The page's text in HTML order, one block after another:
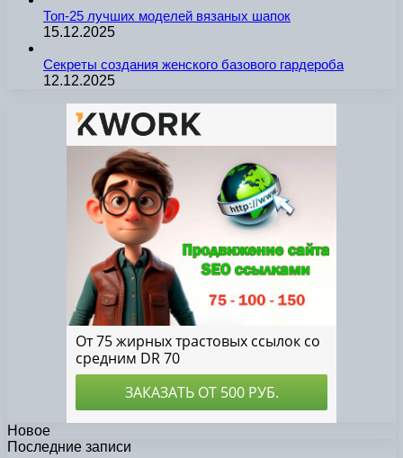
Топ-25 лучших моделей вязаных шапок
15.12.2025
Секреты создания женского базового гардероба
12.12.2025
Новое
Последние записи